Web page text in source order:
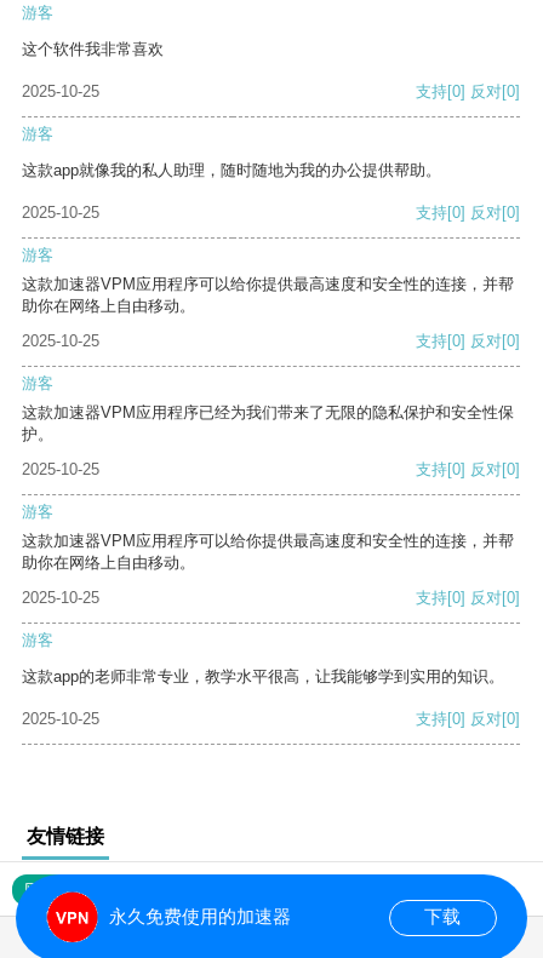
游客
这个软件我非常喜欢
2025-10-25 支持[0] 反对[0]
游客
这款app就像我的私人助理，随时随地为我的办公提供帮助。
2025-10-25 支持[0] 反对[0]
游客
这款加速器VPM应用程序可以给你提供最高速度和安全性的连接，并帮
助你在网络上自由移动。
2025-10-25
支持[0] 反对[0]
游客
这款加速器VPM应用程序已经为我们带来了无限的隐私保护和安全性保
护。
2025-10-25
支持[0] 反对[0]
游客
这款加速器VPM应用程序可以给你提供最高速度和安全性的连接，并帮
助你在网络上自由移动。
2025-10-25
支持[0] 反对[0]
游客
这款app的老师非常专业，教学水平很高，让我能够学到实用的知识。
2025-10-25 支持[0] 反对[0]
友情链接
网站地图
永久免费使用的加速器 下载